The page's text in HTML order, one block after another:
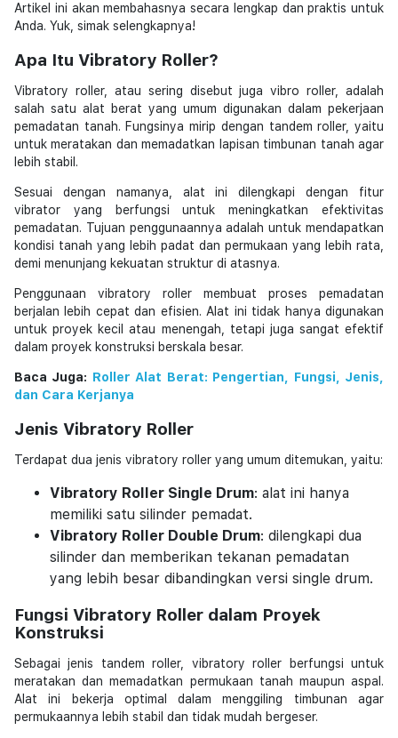
Artikel ini akan membahasnya secara lengkap dan praktis untuk
Anda. Yuk, simak selengkapnya!
Apa Itu Vibratory Roller?
Vibratory roller, atau sering disebut juga vibro roller, adalah
salah satu alat berat yang umum digunakan dalam pekerjaan
pemadatan tanah. Fungsinya mirip dengan tandem roller, yaitu
untuk meratakan dan memadatkan lapisan timbunan tanah agar
lebih stabil.
Sesuai dengan namanya, alat ini dilengkapi dengan fitur
vibrator yang berfungsi untuk meningkatkan efektivitas
pemadatan. Tujuan penggunaannya adalah untuk mendapatkan
kondisi tanah yang lebih padat dan permukaan yang lebih rata,
demi menunjang kekuatan struktur di atasnya.
Penggunaan vibratory roller membuat proses pemadatan
berjalan lebih cepat dan efisien. Alat ini tidak hanya digunakan
untuk proyek kecil atau menengah, tetapi juga sangat efektif
dalam proyek konstruksi berskala besar.
Baca Juga: Roller Alat Berat: Pengertian, Fungsi, Jenis,
dan Cara Kerjanya
Jenis Vibratory Roller
Terdapat dua jenis vibratory roller yang umum ditemukan, yaitu:
Vibratory Roller Single Drum: alat ini hanya
memiliki satu silinder pemadat.
Vibratory Roller Double Drum: dilengkapi dua
silinder dan memberikan tekanan pemadatan
yang lebih besar dibandingkan versi single drum.
Fungsi Vibratory Roller dalam Proyek
Konstruksi
Sebagai jenis tandem roller, vibratory roller berfungsi untuk
meratakan dan memadatkan permukaan tanah maupun aspal.
Alat ini bekerja optimal dalam menggiling timbunan agar
permukaannya lebih stabil dan tidak mudah bergeser.